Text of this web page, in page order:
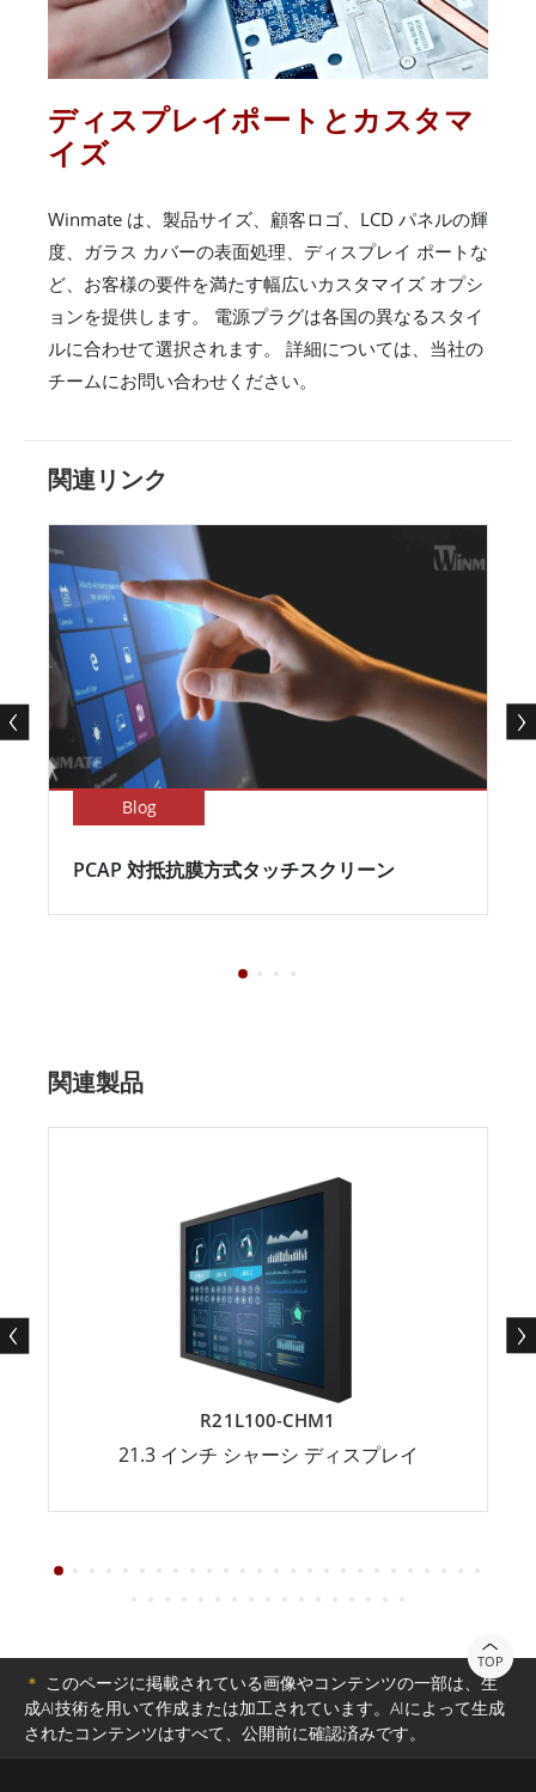
ディスプレイポートとカスタマ
イズ
Winmate は、製品サイズ、顧客ロゴ、LCD パネルの輝
度、ガラス カバーの表面処理、ディスプレイ ポートな
ど、お客様の要件を満たす幅広いカスタマイズ オプシ
ョンを提供します。 電源プラグは各国の異なるスタイ
ルに合わせて選択されます。 詳細については、当社の
チームにお問い合わせください。
関連リンク
Blog
PCAP 対抵抗膜方式タッチスクリーン
関連製品
R21L100-CHM1
21.3 インチ シャーシ ディスプレイ
TOP
＊ このページに掲載されている画像やコンテンツの一部は、生
成AI技術を用いて作成または加工されています。AIによって生成
されたコンテンツはすべて、公開前に確認済みです。